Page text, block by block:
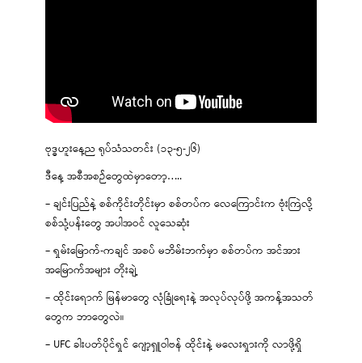
ဗုဒ္ဓဟူးနေ့ည ရုပ်သံသတင်း (၁၃-၅-၂၆)
ဒီနေ့ အစီအစဉ်တွေထဲမှာတော့…..
– ချင်းပြည်နဲ့ စစ်ကိုင်းတိုင်းမှာ စစ်တပ်က လေကြောင်းက ဗုံးကြဲလို့
စစ်သုံ့ပန်းတွေ အပါအဝင် လူသေဆုံး
– ရှမ်းမြောက်-ကချင် အစပ် မဘိမ်းဘက်မှာ စစ်တပ်က အင်အား
အမြောက်အများ တိုးချဲ့
– ထိုင်းရောက် မြန်မာတွေ လုံခြုံရေးနဲ့ အလုပ်လုပ်ဖို့ အကန့်အသတ်
တွေက ဘာတွေလဲ။
– UFC ခါးပတ်ပိုင်ရှင် ဂျော့ရှူဝါဗန် ထိုင်းနဲ့ မလေးရှားကို လာဖို့ရှိ